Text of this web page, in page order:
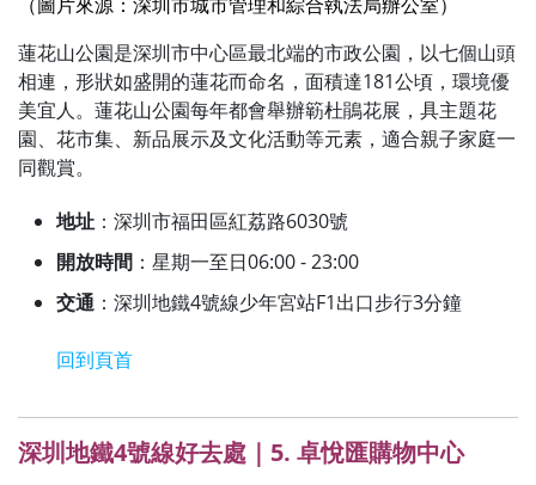
蓮花山公園是深圳市中心區最北端的市政公園，以七個山頭
相連，形狀如盛開的蓮花而命名，面積達181公頃，環境優
美宜人。蓮花山公園每年都會舉辦簕杜鵑花展，具主題花
園、花市集、新品展示及文化活動等元素，適合親子家庭一
同觀賞。
地址 ：深圳市福田區紅荔路6030號
開放時間 ：星期一至日06:00 - 23:00
交通 ：深圳地鐵4號線少年宮站F1出口步行3分鐘
回到頁首
深圳地鐵4號線好去處｜5. 卓悅匯購物中心